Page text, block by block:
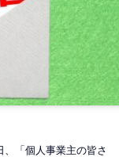
「個人事業主の皆さ